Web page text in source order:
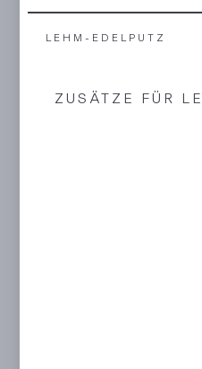
LEHM-EDELPUTZ
ZUSÄTZE FÜR